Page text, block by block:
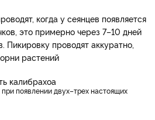
когда у сеянцев появляется
это примерно через 7–10 дней
Пикировку проводят аккуратно,
растений